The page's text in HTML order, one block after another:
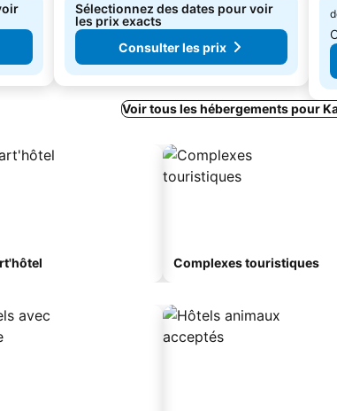
Sélectionnez des dates pour voir
les prix exacts
Consulter les prix
Voir tous les hébergements pour
Complexes touristiques